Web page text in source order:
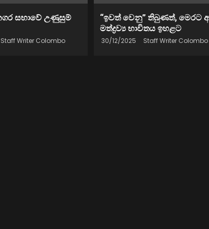
සභාවේ උණුසුම්
Staff Writer Colombo
“ඉවත් වෙනු” තිබුණත්, මෙරට
මත්ද්‍රව්‍ය භාවිතය ඉහළට
30/12/2025 Staff Writer Colombo